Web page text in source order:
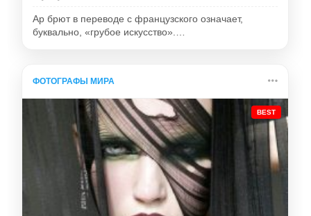
Ар брют в переводе с французского означает,
буквально, «грубое искусство».…
ФОТОГРАФЫ МИРА
BEST